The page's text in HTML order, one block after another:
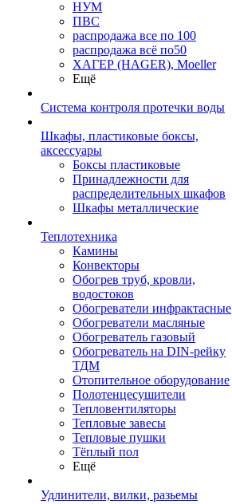
НУМ
ПВС
распродажа все по 100
распродажа всё по50
ХАГЕР (HAGER), Moeller
Ещё
Система контроля протечки воды
Шкафы, пластиковые боксы,
аксессуары
Боксы пластиковые
Принадлежности для
распределительных шкафов
Шкафы металлические
Теплотехника
Камины
Конвекторы
Обогрев труб, кровли,
водостоков
Обогреватели инфрактасные
Обогреватели масляные
Обогреватель газовый
Обогреватель на DIN-рейку
ТДМ
Отопительное оборудование
Полотенцесушители
Тепловентиляторы
Тепловые завесы
Тепловые пушки
Тёплый пол
Ещё
Удлинители, вилки, разьемы